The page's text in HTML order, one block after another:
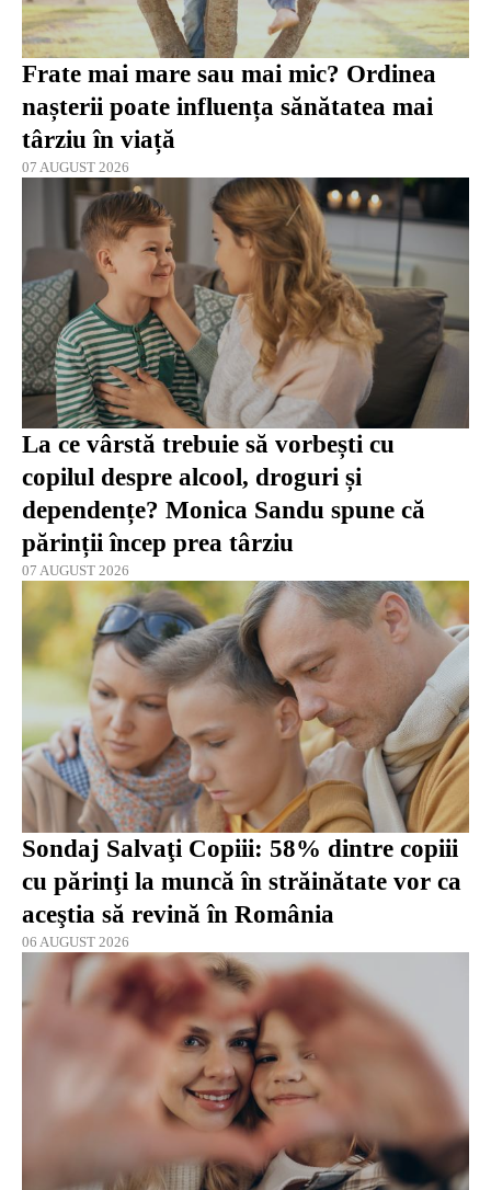
Frate mai mare sau mai mic? Ordinea
nașterii poate influența sănătatea mai
târziu în viață
07 AUGUST 2026
La ce vârstă trebuie să vorbești cu
copilul despre alcool, droguri și
dependențe? Monica Sandu spune că
părinții încep prea târziu
07 AUGUST 2026
Sondaj Salvaţi Copiii: 58% dintre copiii
cu părinţi la muncă în străinătate vor ca
aceştia să revină în România
06 AUGUST 2026